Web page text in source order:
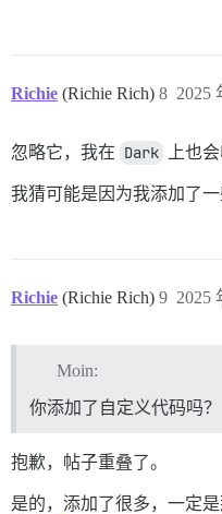
Richie (Richie Rich) 2025
8
忽略它，我在 Dark 上也
我猜可能是因为我添加了一
Richie (Richie Rich) 2025
9
Moin:
你添加了自定义代码吗？
抱歉，帖子重叠了。
是的，添加了很多，一定